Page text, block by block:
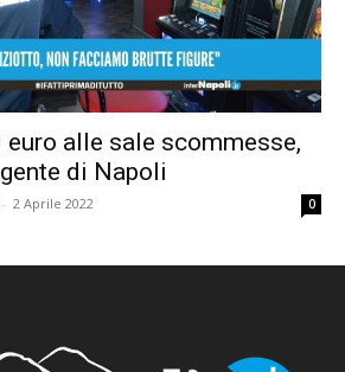
alle sale scommesse,
di Napoli
- 2 Aprile 2022 0